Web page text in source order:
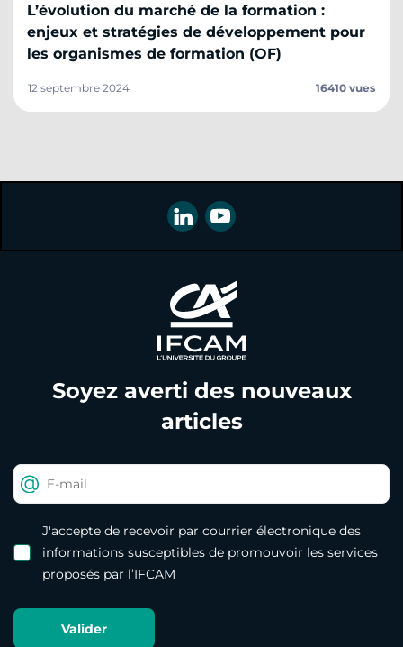
L’évolution du marché de la formation :
enjeux et stratégies de développement pour
les organismes de formation (OF)
12 septembre 2024 16410 vues
Soyez averti des nouveaux
articles
J'accepte de recevoir par courrier électronique des
informations susceptibles de promouvoir les services
proposés par l’IFCAM